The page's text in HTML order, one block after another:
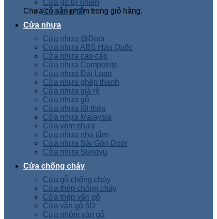
Chưa có sản phẩm trong giỏ hàng.
Cửa gỗ tự nhiên
Cửa vòm gỗ
Cửa nhựa
Cửa nhựa @Door
Cửa nhựa ABS Hàn Quốc
Cửa nhựa cao cấp
Cửa nhựa Composite
Cửa nhựa Đài Loan
Cửa nhựa ghép thanh
Cửa nhựa giá rẻ
Cửa nhựa gỗ
Cửa nhựa lõi thép
Cửa nhựa Malaysia
Cửa vòm nhựa
Cửa nhựa nhà tắm
Cửa nhựa Sài Gòn Door
Cửa nhựa Sungyu
Cửa chống cháy
Cửa gỗ chống cháy
Cửa thép chống cháy
Cửa thép vân gỗ
Cửa vân gỗ 5D
Cửa nhôm vân gỗ